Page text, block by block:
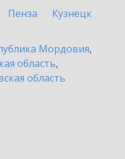
Пенза
Кузнецк
Мордовия,
область,
область